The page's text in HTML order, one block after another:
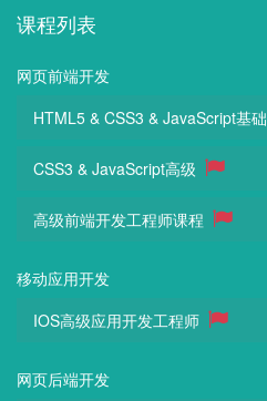
课程列表
网页前端开发
HTML5 & CSS3 & JavaScript基础
CSS3 & JavaScript高级
高级前端开发工程师课程
移动应用开发
IOS高级应用开发工程师
网页后端开发